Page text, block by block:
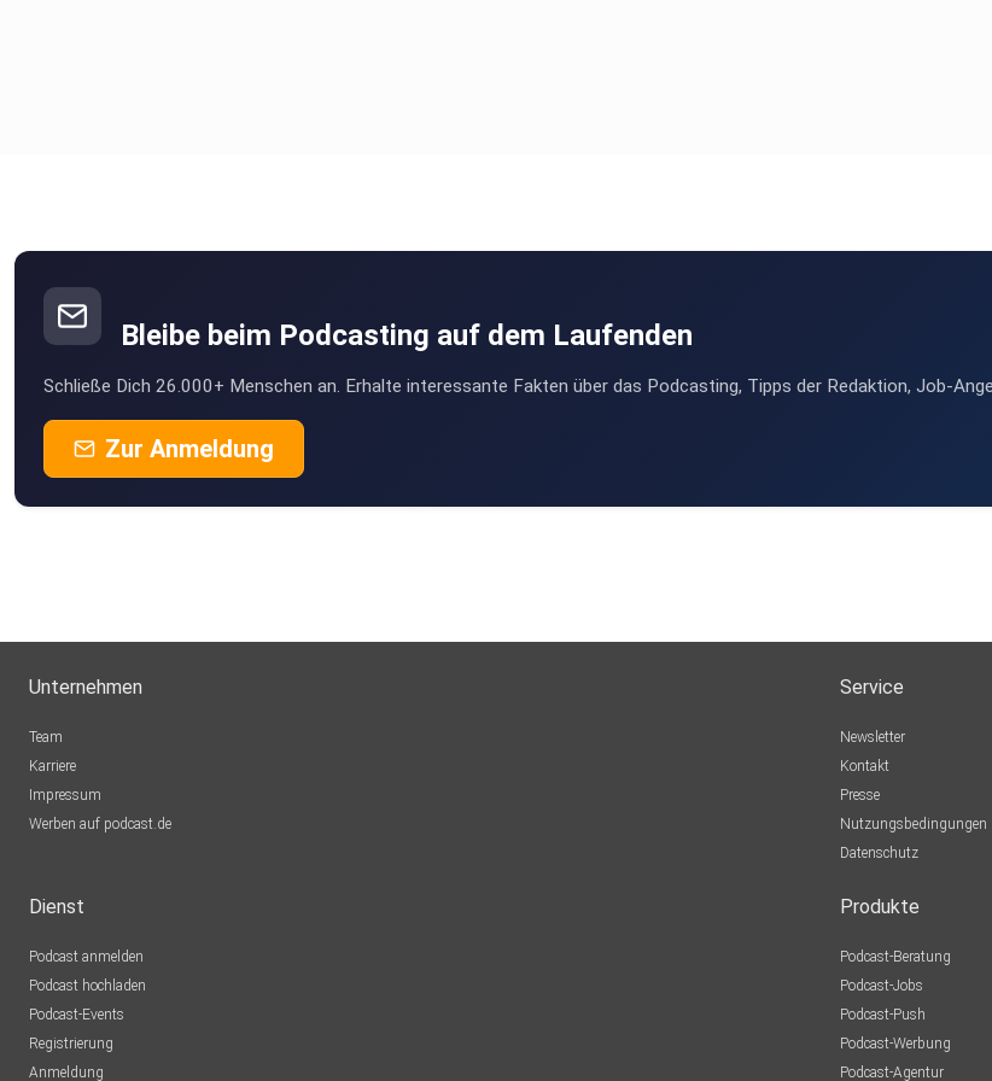
Bleibe beim Podcasting auf dem Laufenden
Schließe Dich 26.000+ Menschen an. Erhalte interessante Fakten über das Podcasting, Tipps der Redaktion, Job-
Zur Anmeldung
Unternehmen
Team
Karriere
Impressum
Werben auf podcast.de
Service
Newsletter
Kontakt
Presse
Nutzungsbedingungen
Datenschutz
Dienst
Podcast anmelden
Podcast hochladen
Podcast-Events
Registrierung
Anmeldung
Produkte
Podcast-Beratung
Podcast-Jobs
Podcast-Push
Podcast-Werbung
Podcast-Agentur